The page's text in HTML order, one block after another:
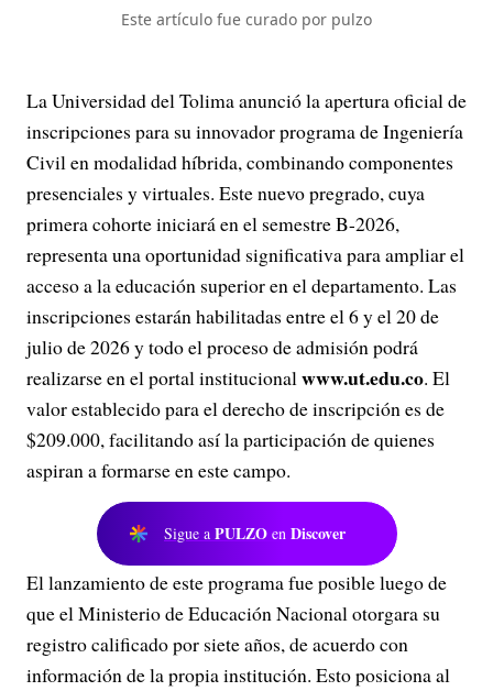
Este artículo fue curado por pulzo
La Universidad del Tolima anunció la apertura oficial de
inscripciones para su innovador programa de Ingeniería
Civil en modalidad híbrida, combinando componentes
presenciales y virtuales. Este nuevo pregrado, cuya
primera cohorte iniciará en el semestre B-2026,
representa una oportunidad significativa para ampliar el
acceso a la educación superior en el departamento. Las
inscripciones estarán habilitadas entre el 6 y el 20 de
julio de 2026 y todo el proceso de admisión podrá
realizarse en el portal institucionalwww.ut.edu.co. El
valor establecido para el derecho de inscripción es de
$209.000, facilitando así la participación de quienes
aspiran a formarse en este campo.
Sigue a PULZO en Discover
El lanzamiento de este programa fue posible luego de
que el Ministerio de Educación Nacional otorgara su
registro calificado por siete años, de acuerdo con
información de la propia institución. Esto posiciona al